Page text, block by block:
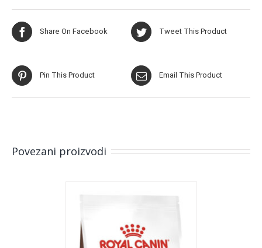
Share On Facebook Tweet This Product
Pin This Product Email This Product
Povezani proizvodi